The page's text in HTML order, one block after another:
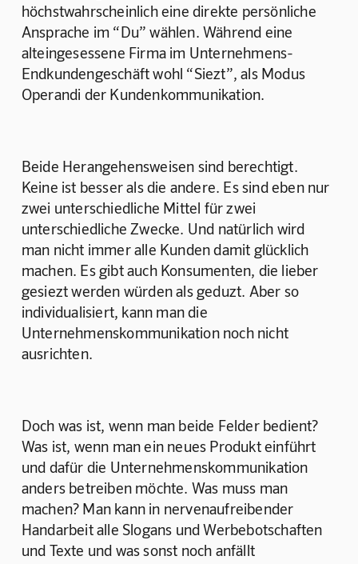
höchstwahrscheinlich eine direkte persönliche
Ansprache im “Du” wählen. Während eine
alteingesessene Firma im Unternehmens-
Endkundengeschäft wohl “Siezt”, als Modus
Operandi der Kundenkommunikation.
Beide Herangehensweisen sind berechtigt.
Keine ist besser als die andere. Es sind eben nur
zwei unterschiedliche Mittel für zwei
unterschiedliche Zwecke. Und natürlich wird
man nicht immer alle Kunden damit glücklich
machen. Es gibt auch Konsumenten, die lieber
gesiezt werden würden als geduzt. Aber so
individualisiert, kann man die
Unternehmenskommunikation noch nicht
ausrichten.
Doch was ist, wenn man beide Felder bedient?
Was ist, wenn man ein neues Produkt einführt
und dafür die Unternehmenskommunikation
anders betreiben möchte. Was muss man
machen? Man kann in nervenaufreibender
Handarbeit alle Slogans und Werbebotschaften
und Texte und was sonst noch anfällt